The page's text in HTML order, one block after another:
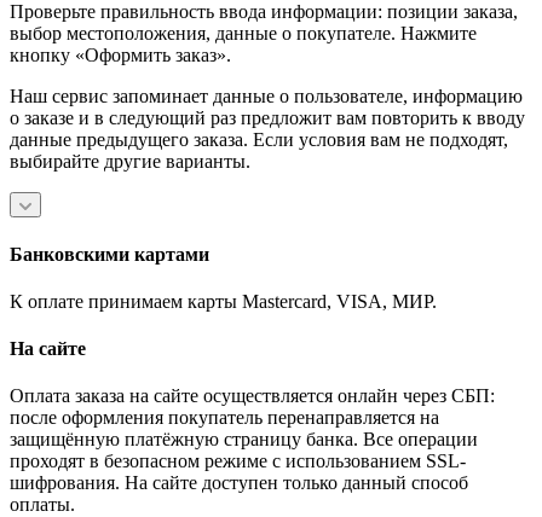
Проверьте правильность ввода информации: позиции заказа,
выбор местоположения, данные о покупателе. Нажмите
кнопку «Оформить заказ».
Наш сервис запоминает данные о пользователе, информацию
о заказе и в следующий раз предложит вам повторить к вводу
данные предыдущего заказа. Если условия вам не подходят,
выбирайте другие варианты.
Банковскими картами
К оплате принимаем карты Mastercard, VISA, МИР.
На сайте
Оплата заказа на сайте осуществляется онлайн через СБП:
после оформления покупатель перенаправляется на
защищённую платёжную страницу банка. Все операции
проходят в безопасном режиме с использованием SSL-
шифрования. На сайте доступен только данный способ
оплаты.